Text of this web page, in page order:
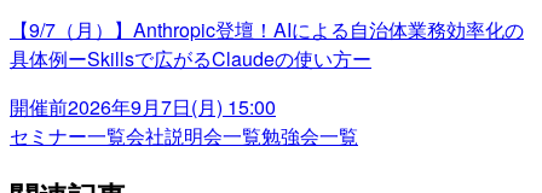
【9/7（月）】Anthropic登壇！AIによる自治体業務効率化の
具体例ーSkillsで広がるClaudeの使い方ー
開催前2026年9月7日(月) 15:00
セミナー一覧会社説明会一覧勉強会一覧